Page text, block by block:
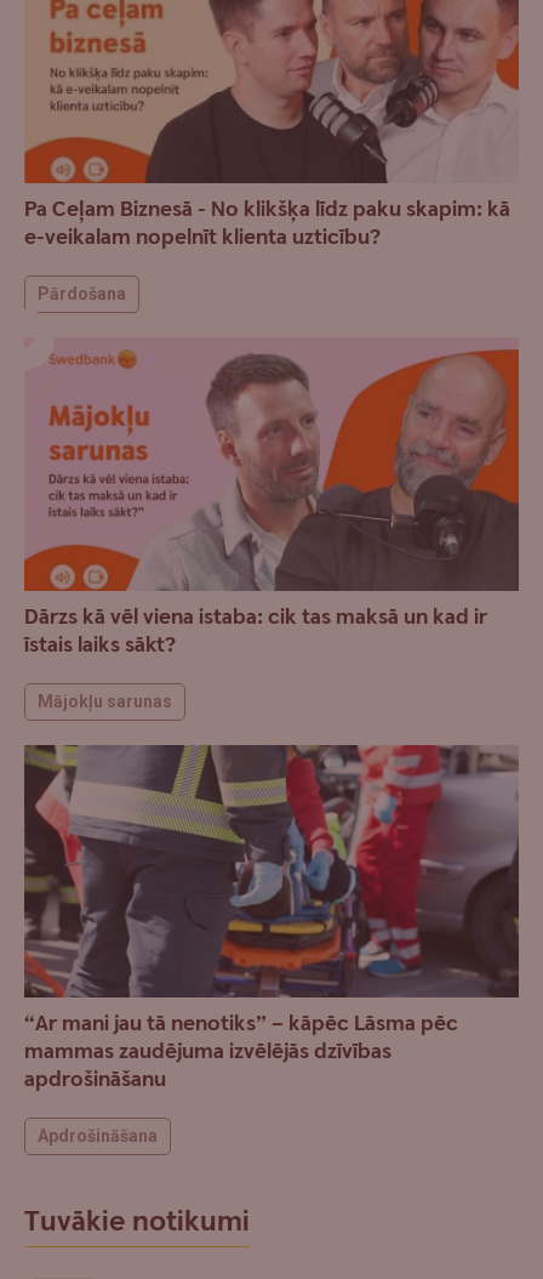
Pa Ceļam Biznesā - No klikšķa līdz paku skapim: kā
e-veikalam nopelnīt klienta uzticību?
Pārdošana
Dārzs kā vēl viena istaba: cik tas maksā un kad ir
īstais laiks sākt?
Mājokļu sarunas
“Ar mani jau tā nenotiks” – kāpēc Lāsma pēc
mammas zaudējuma izvēlējās dzīvības
apdrošināšanu
Apdrošināšana
Tuvākie notikumi